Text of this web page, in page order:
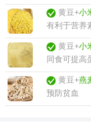
黄豆+小
有利于营养
黄豆+小
同食可提高
黄豆+燕
预防贫血